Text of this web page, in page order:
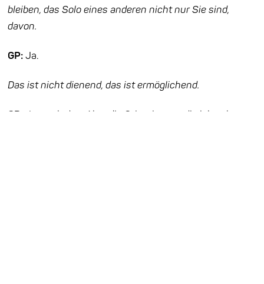
bleiben, das Solo eines anderen nicht nur Sie sind,
davon.
GP:Ja.
Das ist nicht dienend, das ist ermöglichend.
GP:
Ja, auch das. Aber die Orientierung, die ich gebe,